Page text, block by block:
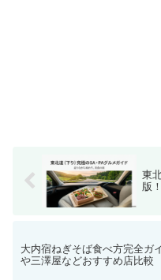
東
版
大内宿ねぎそば食べ方完全ガ
や三澤屋などおすすめ店比較